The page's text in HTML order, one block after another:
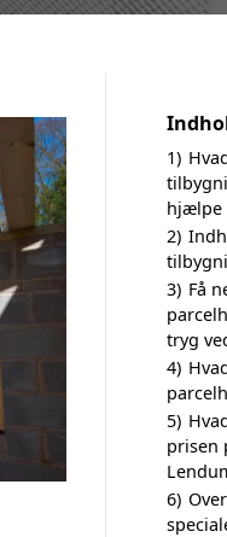
1)
hjælpe
2)
3) Få
tryg
4)
5)
prisen
6)